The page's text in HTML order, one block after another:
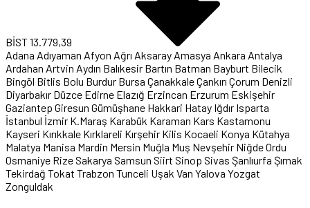
BİST13.779,39
Adana Adıyaman Afyon Ağrı Aksaray Amasya Ankara Antalya
Ardahan Artvin Aydın Balıkesir Bartın Batman Bayburt Bilecik
Bingöl Bitlis Bolu Burdur Bursa ÇanakkaleÇankırı Çorum Denizli
Diyarbakır Düzce Edirne Elazığ Erzincan Erzurum Eskişehir
Gaziantep Giresun Gümüşhane Hakkari Hatay Iğdır Isparta
İstanbul İzmir K.Maraş Karabük Karaman Kars Kastamonu
Kayseri Kırıkkale Kırklareli Kırşehir Kilis Kocaeli Konya Kütahya
Malatya Manisa Mardin Mersin Muğla Muş Nevşehir NiğdeOrdu
Osmaniye RizeSakarya Samsun Siirt Sinop Sivas Şanlıurfa Şırnak
Tekirdağ Tokat Trabzon Tunceli Uşak Van Yalova Yozgat
Zonguldak